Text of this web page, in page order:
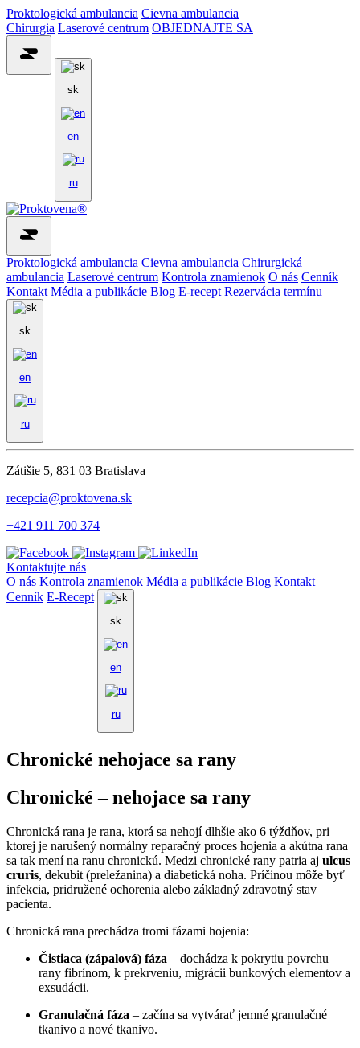
Proktologická ambulancia Cievna ambulancia
Chirurgia Laserové centrum OBJEDNAJTE SA
sk
en
ru
Proktologická ambulancia Cievna ambulancia Chirurgická
ambulancia Laserové centrum Kontrola znamienok O nás Cenník
Kontakt Média a publikácie Blog E-recept Rezervácia termínu
sk
en
ru
Zátišie 5, 831 03 Bratislava
recepcia@proktovena.sk
+421 911 700 374
Kontaktujte nás
O nás Kontrola znamienok Média a publikácie Blog Kontakt
Cenník E-Recept
sk
en
ru
Chronické nehojace sa rany
Chronické – nehojace sa rany
Chronická rana je rana, ktorá sa nehojí dlhšie ako 6 týždňov, pri
ktorej je narušený normálny reparačný proces hojenia a akútna rana
sa tak mení na ranu chronickú. Medzi chronické rany patria aj ulcus
cruris, dekubit (preležanina) a diabetická noha. Príčinou môže byť
infekcia, pridružené ochorenia alebo základný zdravotný stav
pacienta.
Chronická rana prechádza tromi fázami hojenia:
Čistiaca (zápalová) fáza – dochádza k pokrytiu povrchu
rany fibrínom, k prekrveniu, migrácii bunkových elementov a
exsudácii.
Granulačná fáza – začína sa vytvárať jemné granulačné
tkanivo a nové tkanivo.